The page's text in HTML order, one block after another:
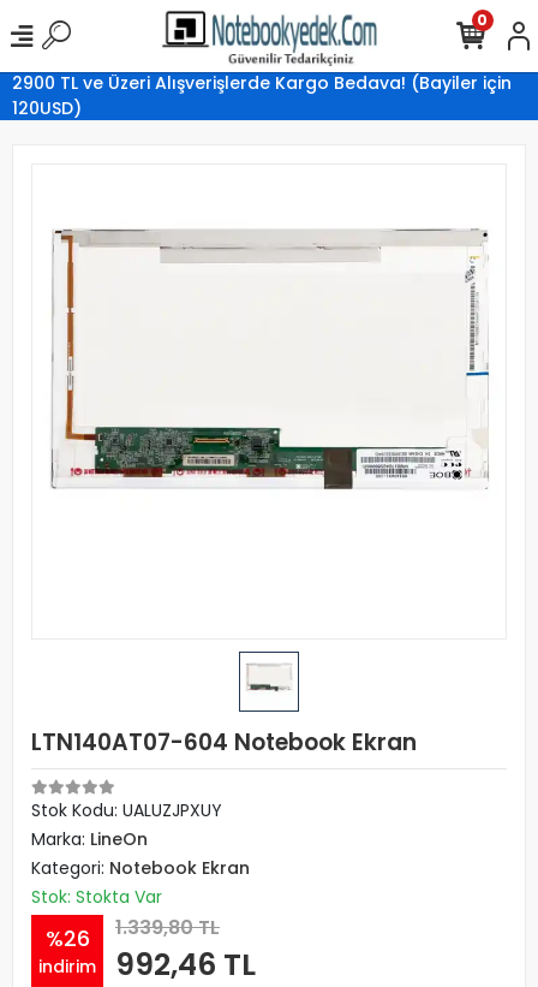
2900 TL ve Üzeri Alışverişlerde Kargo Bedava! (Bayiler için
120USD)
0
LTN140AT07-604 Notebook Ekran
Stok Kodu: UALUZJPXUY
Marka: LineOn
Kategori: Notebook Ekran
Stok: Stokta Var
%26
indirim
1.339,80 TL
992,46 TL